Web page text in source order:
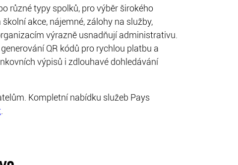
různé typy spolků, pro výběr širokého
akce, nájemné, zálohy na služby,
výrazně usnadňují administrativu.
QR kódů pro rychlou platbu a
výpisů i zdlouhavé dohledávání
Kompletní nabídku služeb Pays